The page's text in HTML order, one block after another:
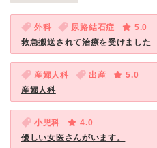
外科 尿路結石症
5.0
救急搬送されて治療を受けました
産婦人科 出産
5.0
産婦人科
小児科
4.0
優しい女医さんがいます。